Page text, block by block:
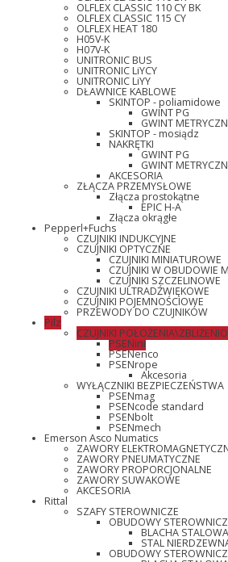
OLFLEX CLASSIC 110 CY BK
OLFLEX CLASSIC 115 CY
OLFLEX HEAT 180
H05V-K
H07V-K
UNITRONIC BUS
UNITRONIC LiYCY
UNITRONIC LiYY
DŁAWNICE KABLOWE
SKINTOP - poliamidowe
GWINT PG
GWINT
SKINTOP - mosiądz
NAKRĘTKI
GWINT PG
GWINT
AKCESORIA
ZŁĄCZA PRZEMYSŁOWE
Złącza prostokątne
EPIC H-A
Złącza okrągłe
Pepperl+Fuchs
CZUJNIKI INDUKCYJNE
CZUJNIKI OPTYCZNE
CZUJNIKI MINIATUROWE
CZUJNIKI W OBUDOWIE
CZUJNIKI SZCZELINOWE
CZUJNIKI ULTRADŹWIĘKOWE
CZUJNIKI POJEMNOŚCIOWE
PRZEWODY DO CZUJNIKÓW
Pilz
CZUJNIKI
PSENini
PSENenco
PSENrope
Akcesoria
WYŁĄCZNIKI BEZPIECZEŃSTWA
PSENmag
PSENcode standard
PSENbolt
PSENmech
Emerson Asco Numatics
ZAWORY
ZAWORY PNEUMATYCZNE
ZAWORY PROPORCJONALNE
ZAWORY SUWAKOWE
AKCESORIA
Rittal
SZAFY STEROWNICZE
OBUDOWY
BLACHA STALOWA
STAL
OBUDOWY